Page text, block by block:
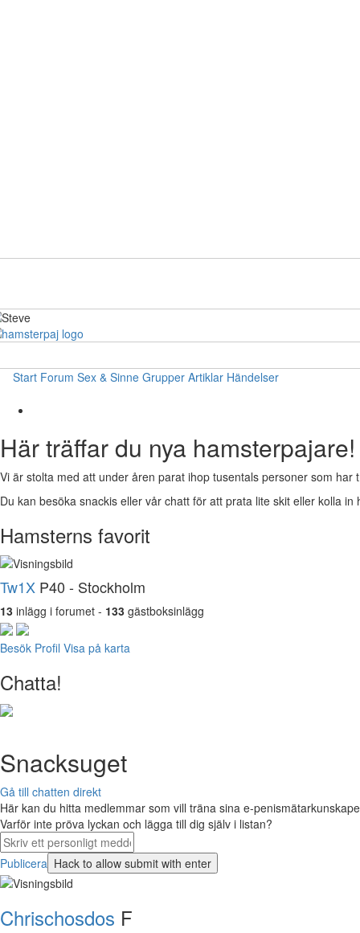
Start Forum Sex & Sinne Grupper Artiklar Händelser
Här träffar du nya hamsterpajare!
Vi är stolta med att under åren parat ihop tusentals personer som har
Du kan besöka snackis eller vår chatt för att prata lite skit eller kolla
Hamsterns favorit
Tw1X P40 - Stockholm
13 inlägg i forumet - 133 gästboksinlägg
Besök Profil Visa på karta
Chatta!
Snacksuget
Gå till chatten direkt
Här kan du hitta medlemmar som vill träna sina e-
Varför inte pröva lyckan och lägga till dig själv i listan?
Publicera
Chrischosdos F